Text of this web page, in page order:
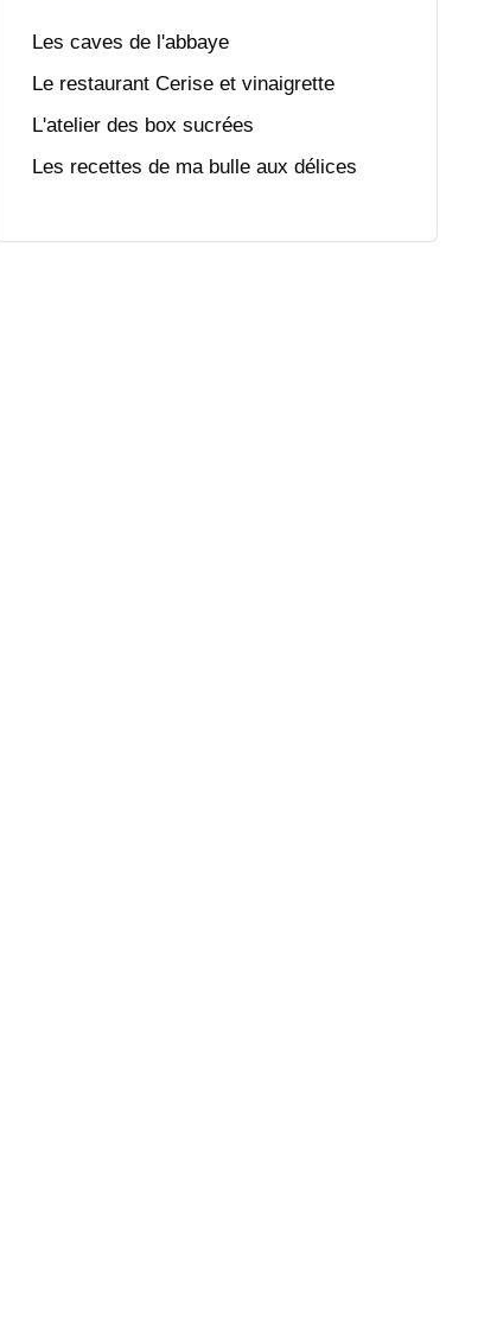
Les caves de l'abbaye
Le restaurant Cerise et vinaigrette
L'atelier des box sucrées
Les recettes de ma bulle aux délices